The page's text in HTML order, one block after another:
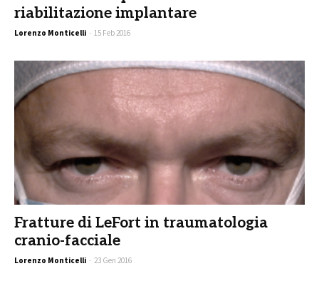
riabilitazione implantare
Lorenzo Monticelli - 15 Feb 2016
Fratture di LeFort in traumatologia
cranio-facciale
Lorenzo Monticelli - 23 Gen 2016